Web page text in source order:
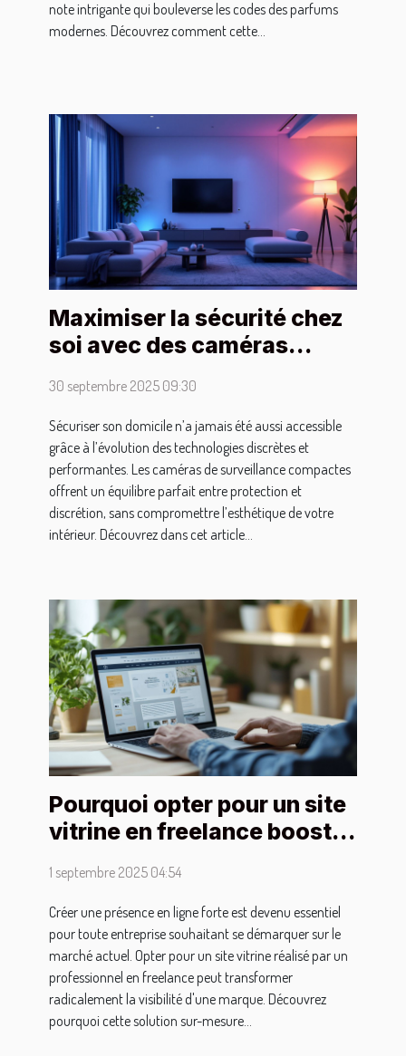
note intrigante qui bouleverse les codes des parfums
modernes. Découvrez comment cette...
Maximiser la sécurité chez
soi avec des caméras
discrètes et performantes
30 septembre 2025 09:30
Sécuriser son domicile n’a jamais été aussi accessible
grâce à l’évolution des technologies discrètes et
performantes. Les caméras de surveillance compactes
offrent un équilibre parfait entre protection et
discrétion, sans compromettre l’esthétique de votre
intérieur. Découvrez dans cet article...
Pourquoi opter pour un site
vitrine en freelance booste
1 septembre 2025 04:54
Créer une présence en ligne forte est devenu essentiel
pour toute entreprise souhaitant se démarquer sur le
marché actuel. Opter pour un site vitrine réalisé par un
professionnel en freelance peut transformer
radicalement la visibilité d'une marque. Découvrez
pourquoi cette solution sur-mesure...